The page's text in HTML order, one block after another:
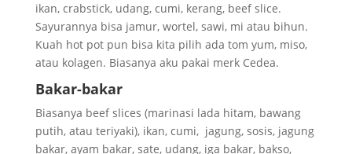
ikan, crabstick, udang, cumi, kerang, beef slice.
Sayurannya bisa jamur, wortel, sawi, mi atau bihun.
Kuah hot pot pun bisa kita pilih ada tom yum, miso,
atau kolagen. Biasanya aku pakai merk Cedea.
Bakar-bakar
Biasanya beef slices (marinasi lada hitam, bawang
putih, atau teriyaki), ikan, cumi, jagung, sosis, jagung
bakar, ayam bakar, sate, udang, iga bakar, bakso,